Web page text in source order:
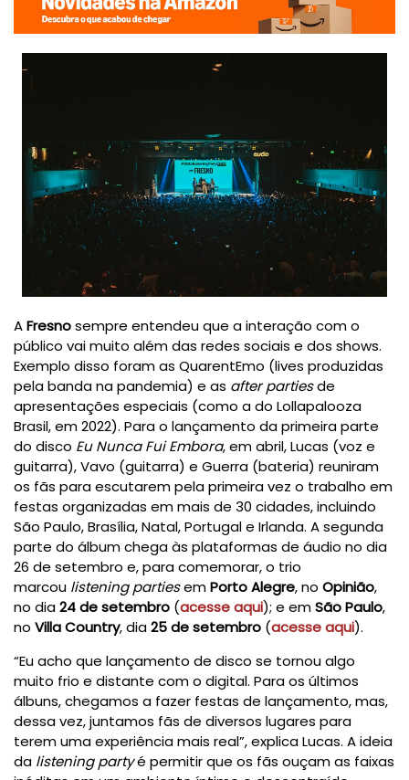
AFresnosempre entendeu que a interação com o
público vai muito além das redes sociais e dos shows.
Exemplo disso foram as QuarentEmo (lives produzidas
pela banda na pandemia) e as after partiesde
apresentações especiais (como a do Lollapalooza
Brasil, em 2022). Para o lançamento da primeira parte
do disco Eu Nunca Fui Embora, em abril, Lucas (voz e
guitarra), Vavo (guitarra) e Guerra (bateria) reuniram
os fãs para escutarem pela primeira vez o trabalho em
festas organizadas em mais de 30 cidades, incluindo
São Paulo, Brasília, Natal, Portugal e Irlanda. A segunda
parte do álbum chega às plataformas de áudio no dia
26 de setembro e, para comemorar, o trio
marcou listening partiesemPorto Alegre, no Opinião,
no dia24 de setembro (acesse aqui); e emSão Paulo,
no Villa Country, dia25 de setembro (acesse aqui).
“Eu acho que lançamento de disco se tornou algo
muito frio e distante com o digital. Para os últimos
álbuns, chegamos a fazer festas de lançamento, mas,
dessa vez, juntamos fãs de diversos lugares para
terem uma experiência mais real”, explica Lucas. A ideia
da listening partyé permitir que os fãs ouçam as faixas